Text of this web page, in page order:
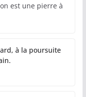
est une pierre à
à la poursuite